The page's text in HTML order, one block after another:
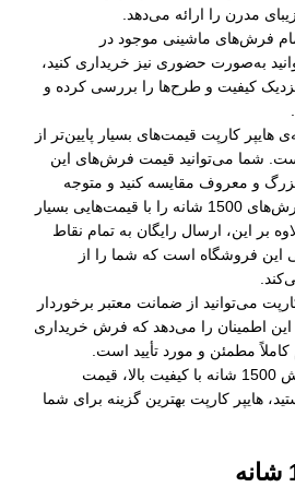
مدرن را ارائه می‌دهد.
فرش‌های ماشینی موجود در
به‌صورت حضوری نیز خریداری کنید،
نزدیک کیفیت و طرح‌ها را بررسی کرده و
کارپت قیمت‌های بسیار پایین‌تر از
شما می‌توانید قیمت فرش‌های این
و معروف مقایسه کنید و متوجه
شوید که این فروشگاه، فرش‌های 1500 شانه را با قیمت‌هایی بسیار
بر این، ارسال رایگان به تمام نقاط
این فروشگاه است که شما را از
می‌توانید از ضمانت معتبر برخوردار
اطمینان را می‌دهد که فرش خریداری
مطمئن و مورد تأیید است.
پس اگر به دنبال خرید فرش 1500 شانه با کیفیت بالا، قیمت
هایپر کارپت بهترین گزینه برای شما